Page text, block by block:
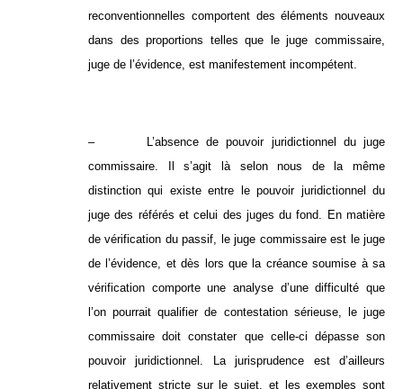
reconventionnelles comportent des éléments nouveaux
dans des proportions telles que le juge commissaire,
juge de l’évidence, est manifestement incompétent.
– L’absence de pouvoir juridictionnel du juge
commissaire. Il s’agit là selon nous de la même
distinction qui existe entre le pouvoir juridictionnel du
juge des référés et celui des juges du fond. En matière
de vérification du passif, le juge commissaire est le juge
de l’évidence, et dès lors que la créance soumise à sa
vérification comporte une analyse d’une difficulté que
l’on pourrait qualifier de contestation sérieuse, le juge
commissaire doit constater que celle-ci dépasse son
pouvoir juridictionnel. La jurisprudence est d’ailleurs
relativement stricte sur le sujet, et les exemples sont